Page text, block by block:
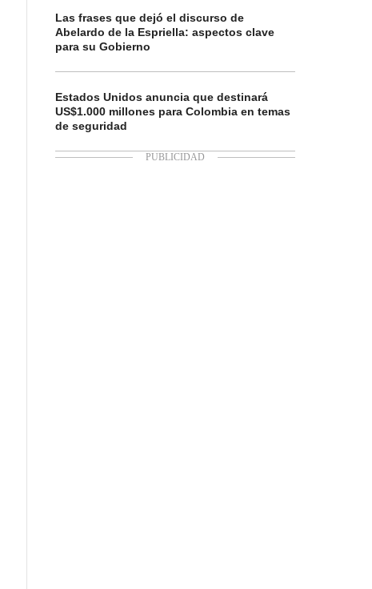
Las frases que dejó el discurso de
Abelardo de la Espriella: aspectos clave
para su Gobierno
Estados Unidos anuncia que destinará
US$1.000 millones para Colombia en temas
de seguridad